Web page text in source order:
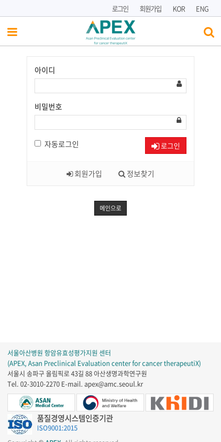
로그인 회원가입 KOR ENG
Have
Nice
Day!
아이디
비밀번호
자동로그인 로그인
회원가입 정보찾기
메인으로
서울아산병원 항암유효성평가지원 센터
(APEX, Asan Preclinical Evaluation center for cancer therapeutiX)
서울시 송파구 올림픽로 43길 88 아산생명과학연구원
Tel. 02-3010-2270 E-mail. apex@amc.seoul.kr
품질경영시스템인증기관
ISO9001:2015